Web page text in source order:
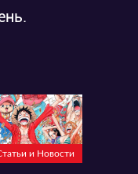
и Новости